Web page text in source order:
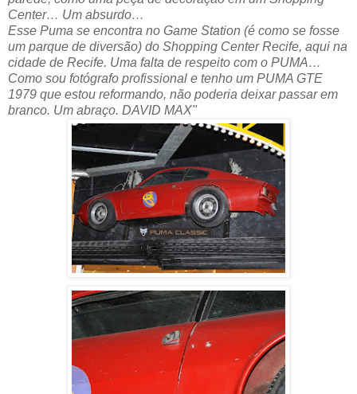
Center… Um absurdo…
Esse Puma se encontra no Game Station (é como se fosse
um parque de diversão) do Shopping Center Recife, aqui na
cidade de Recife. Uma falta de respeito com o PUMA…
Como sou fotógrafo profissional e tenho um PUMA GTE
1979 que estou reformando, não poderia deixar passar em
branco. Um abraço. DAVID MAX"